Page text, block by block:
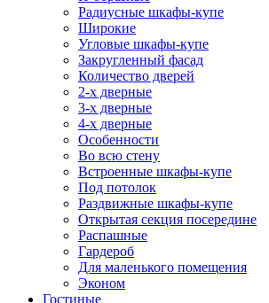
Радиусные шкафы-купе
Широкие
Угловые шкафы-купе
Закругленный фасад
Количество дверей
2-х дверные
3-х дверные
4-х дверные
Особенности
Во всю стену
Встроенные шкафы-купе
Под потолок
Раздвижные шкафы-купе
Открытая секция посередине
Распашные
Гардероб
Для маленького помещения
Эконом
Гостиные